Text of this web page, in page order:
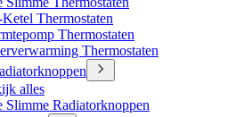
Thermostaten
Thermostaten
Thermostaten
alles
Slimme Radiatorknoppen